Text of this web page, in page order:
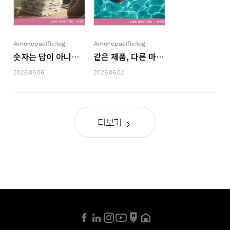
Amorepacific:log
숫자는 답이 아니라 질문을 남긴다
2026.08.06
Amorepacific:log
같은 제품, 다른 마음. 고객의 상황을 읽
2026.06.02
더보기